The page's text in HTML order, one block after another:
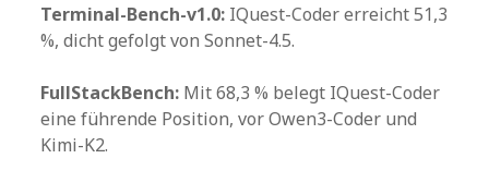
Terminal-Bench-v1.0: IQuest-Coder erreicht 51,3
%, dicht gefolgt von Sonnet-4.5.
FullStackBench: Mit 68,3 % belegt IQuest-Coder
eine führende Position, vor Owen3-Coder und
Kimi-K2.